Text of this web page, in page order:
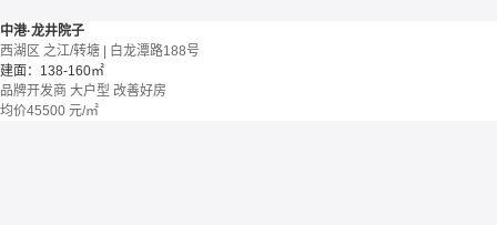
中港·龙井院子
西湖区 之江/转塘 | 白龙潭路188号
建面：138-160㎡
品牌开发商 大户型 改善好房
均价45500 元/㎡